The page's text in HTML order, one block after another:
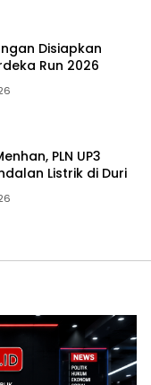
Disiapkan
Run 2026
PLN UP3
Listrik di Duri